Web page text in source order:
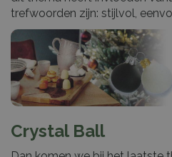
trefwoorden zijn: stijlvol,
Crystal Ball